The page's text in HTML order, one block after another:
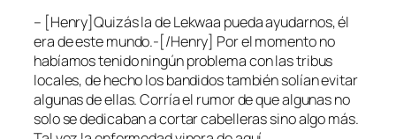
– [Henry]Quizás la de Lekwaa pueda ayudarnos, él
era de este mundo.-[/Henry] Por el momento no
habíamos tenido ningún problema con las tribus
locales, de hecho los bandidos también solían evitar
algunas de ellas. Corría el rumor de que algunas no
solo se dedicaban a cortar cabelleras sino algo más.